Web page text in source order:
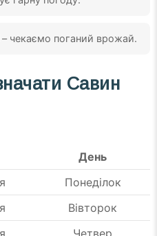
– чекаємо поганий врожай.
Савин
День
Понеділок
Вівторок